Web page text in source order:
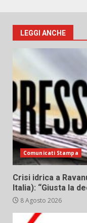
LEGGI ANCHE
Comunicati Stampa
Crisi idrica a
Italia): “Giusta la
8 Agosto 2026